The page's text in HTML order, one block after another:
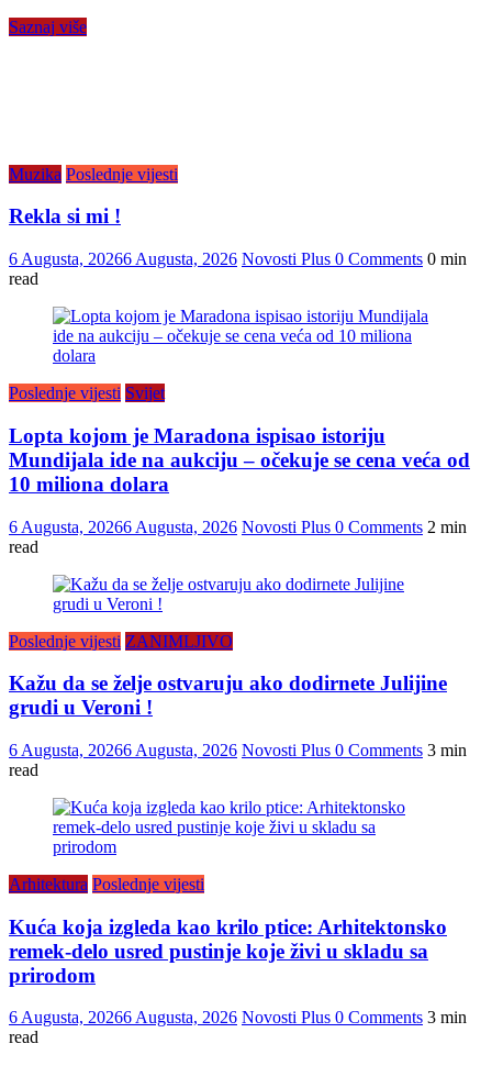
Saznaj više
Muzika Poslednje vijesti
Rekla si mi !
6 Augusta, 20266 Augusta, 2026 Novosti Plus 0 Comments 0 min
read
Poslednje vijesti Svijet
Lopta kojom je Maradona ispisao istoriju
Mundijala ide na aukciju – očekuje se cena veća od
10 miliona dolara
6 Augusta, 20266 Augusta, 2026 Novosti Plus 0 Comments 2 min
read
Poslednje vijesti ZANIMLJIVO
Kažu da se želje ostvaruju ako dodirnete Julijine
grudi u Veroni !
6 Augusta, 20266 Augusta, 2026 Novosti Plus 0 Comments 3 min
read
Arhitektura Poslednje vijesti
Kuća koja izgleda kao krilo ptice: Arhitektonsko
remek-delo usred pustinje koje živi u skladu sa
prirodom
6 Augusta, 20266 Augusta, 2026 Novosti Plus 0 Comments 3 min
read